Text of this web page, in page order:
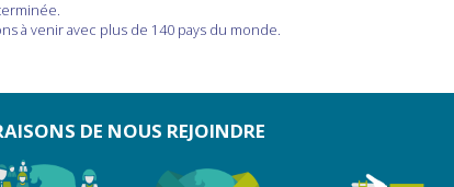
à venir avec plus de 140 pays du monde.
DE NOUS REJOINDRE